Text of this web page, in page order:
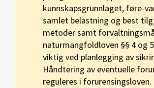
kunnskapsgrunnlaget, føre-
samlet belastning og best
metoder samt
naturmangfoldloven §§ 4 og
viktig ved planlegging av
Håndtering av eventuelle
reguleres i forurensingsloven.